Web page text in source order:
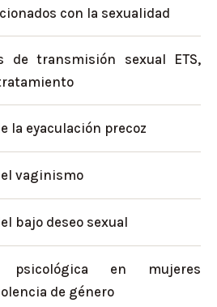
con la sexualidad
de transmisión sexual ETS,
la eyaculación precoz
vaginismo
bajo deseo sexual
psicológica en mujeres
de género